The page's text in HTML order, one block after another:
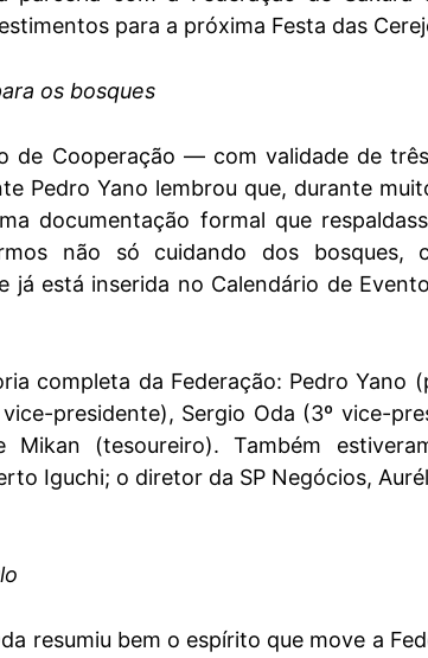
para a próxima Festa das
os bosques
de Cooperação — com validade de
Pedro Yano lembrou que, durante
documentação formal que
não só cuidando dos bosques,
já está inserida no Calendário de
completa da Federação: Pedro Yano
presidente), Sergio Oda (3º vice-
Mikan (tesoureiro). Também
Iguchi; o diretor da SP Negócios,
resumiu bem o espírito que move a